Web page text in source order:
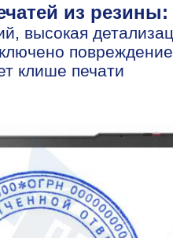
из резины:
высокая
клише печати